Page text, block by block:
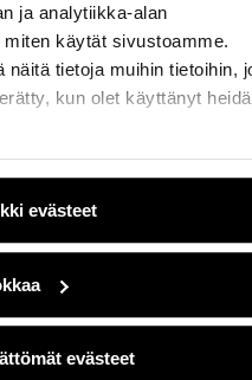
ja analytiikka-alan
käytät sivustoamme.
tietoja muihin tietoihin,
kun olet käyttänyt
evästeet
evästeet
del profilo
richieste dei
dei clienti